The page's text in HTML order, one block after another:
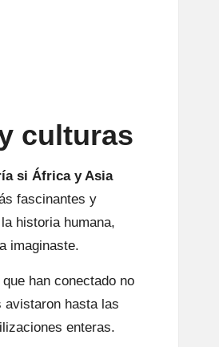
culturas
si África y Asia
fascinantes y
historia humana,
imaginaste.
han conectado no
avistaron hasta las
enteras.